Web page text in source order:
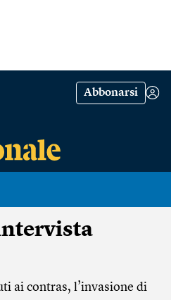
Abbonarsi
ai contras, l’invasione di